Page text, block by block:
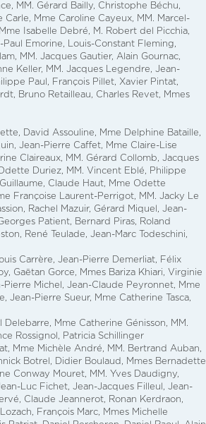
MM. Gérard Bailly, Christophe Béchu,
Mme Caroline Cayeux, MM. Marcel-
Isabelle Debré, M. Robert del Picchia,
Emorine, Louis-Constant Fleming,
MM. Jacques Gautier, Alain Gournac,
Keller, MM. Jacques Legendre, Jean-
Paul, François Pillet, Xavier Pintat,
Bruno Retailleau, Charles Revet, Mmes
David Assouline, Mme Delphine Bataille,
Jean-Pierre Caffet, Mme Claire-Lise
Claireaux, MM. Gérard Collomb, Jacques
Duriez, MM. Vincent Eblé, Philippe
Claude Haut, Mme Odette
Françoise Laurent-Perrigot, MM. Jacky Le
Rachel Mazuir, Gérard Miquel, Jean-
Patient, Bernard Piras, Roland
René Teulade, Jean-Marc Todeschini,
Carrère, Jean-Pierre Demerliat, Félix
Gaëtan Gorce, Mmes Bariza Khiari, Virginie
Michel, Jean-Claude Peyronnet, Mme
Jean-Pierre Sueur, Mme Catherine Tasca,
Mme Catherine Génisson, MM.
Rossignol, Patricia Schillinger
Mme Michèle André, MM. Bertrand Auban,
Botrel, Didier Boulaud, Mmes Bernadette
Conway Mouret, MM. Yves Daudigny,
Luc Fichet, Jean-Jacques Filleul, Jean-
Claude Jeannerot, Ronan Kerdraon,
François Marc, Mmes Michelle